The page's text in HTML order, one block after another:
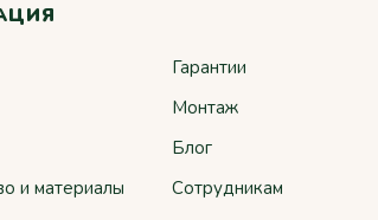
и материалы
Гарантии
Монтаж
Блог
Сотрудникам